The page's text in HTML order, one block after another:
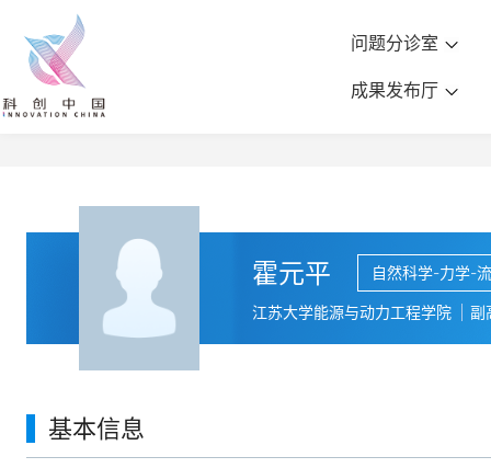
问题分诊室
成果发布厅
霍元平 自然科学-力学-
江苏大学能源与动力工程学院 副
基本信息